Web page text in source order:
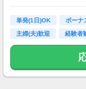
単発(1日)OK ボーナ
主婦(夫)歓迎
経験者